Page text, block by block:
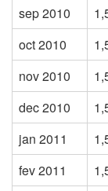
sep 2010
oct 2010
nov 2010
dec 2010
jan 2011
fev 2011